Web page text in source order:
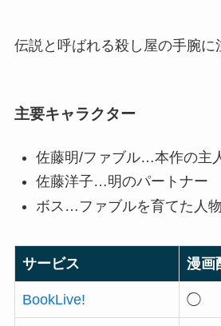
伝説と呼ばれる殺し屋の手腕に
主要キャラクター
佐藤明/ファブル…本作の主
佐藤洋子…明のパートナー
ボス…ファブルを育てた人物
サービス 漫画
BookLive! ◯